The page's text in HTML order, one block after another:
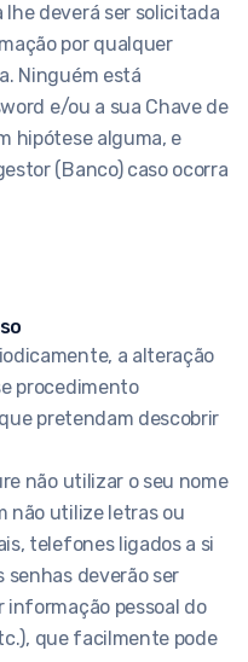
deverá ser solicitada
por qualquer
Ninguém está
e/ou a sua Chave de
hipótese alguma, e
(Banco) caso ocorra
a alteração
procedimento
pretendam descobrir
não utilizar o seu nome
não utilize letras ou
telefones ligados a si
senhas deverão ser
informação pessoal do
que facilmente pode